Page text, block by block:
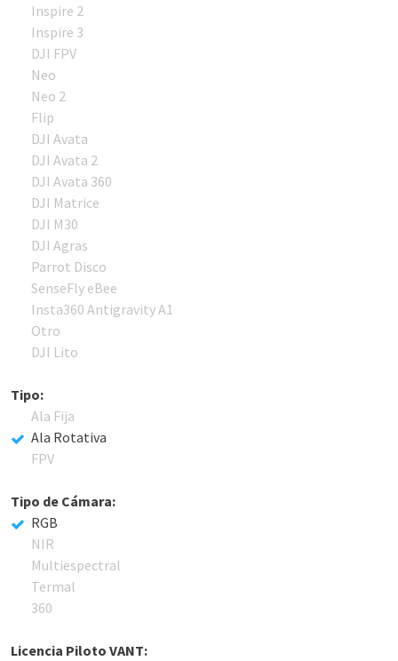
Inspire 2
Inspire 3
DJI FPV
Neo
Neo 2
Flip
DJI Avata
DJI Avata 2
DJI Avata 360
DJI Matrice
DJI M30
DJI Agras
Parrot Disco
SenseFly eBee
Insta360 Antigravity A1
Otro
DJI Lito
Tipo:
Ala Fija
Ala Rotativa
FPV
Tipo de Cámara:
RGB
NIR
Multiespectral
Termal
360
Licencia Piloto VANT: